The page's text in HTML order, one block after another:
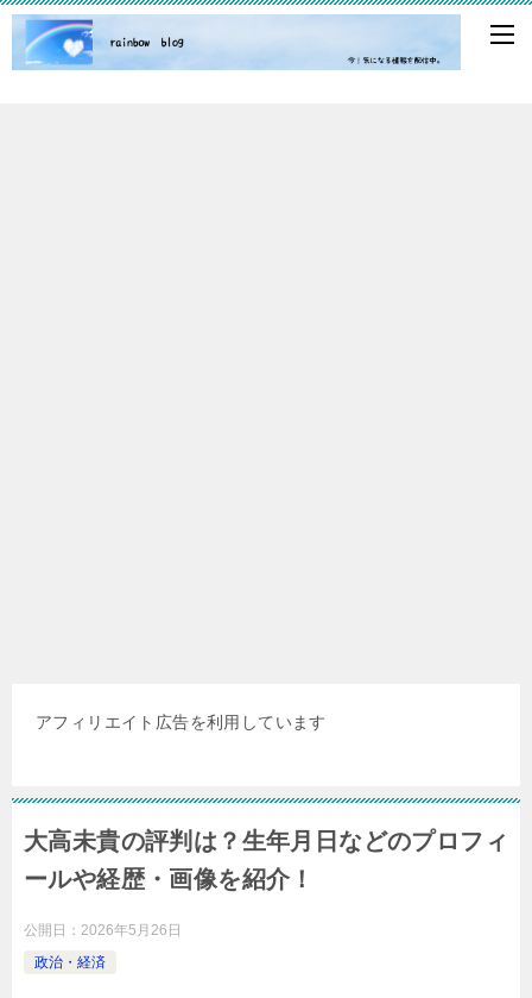
アフィリエイト広告を利用しています
大高未貴の評判は？生年月日などのプロフィ
ールや経歴・画像を紹介！
公開日： 2026年5月26日
政治・経済